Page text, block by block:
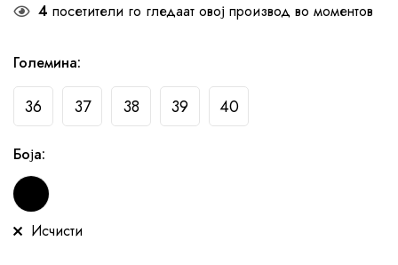
4 посетители го гледаат овој производ во моментов
Големина:
36 37 38 39 40
Боја:
Исчисти